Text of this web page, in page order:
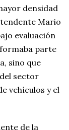
densidad
Mario
evaluación
parte
sino que
sector
vehículos y el
de la